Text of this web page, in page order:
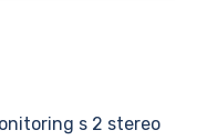
s 2 stereo